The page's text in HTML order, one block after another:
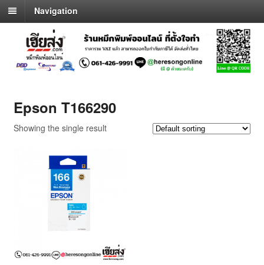
Navigation
Epson T166290
Showing the single result